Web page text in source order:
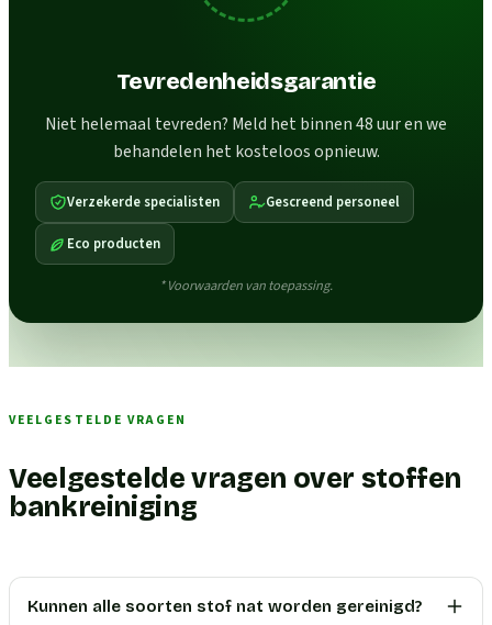
Tevredenheidsgarantie
Niet helemaal tevreden? Meld het binnen 48 uur en we
behandelen het kosteloos opnieuw.
Verzekerde specialisten Gescreend personeel
Eco producten
* Voorwaarden van toepassing.
VEELGESTELDE VRAGEN
Veelgestelde vragen over stoffen
bankreiniging
Kunnen alle soorten stof nat worden gereinigd?